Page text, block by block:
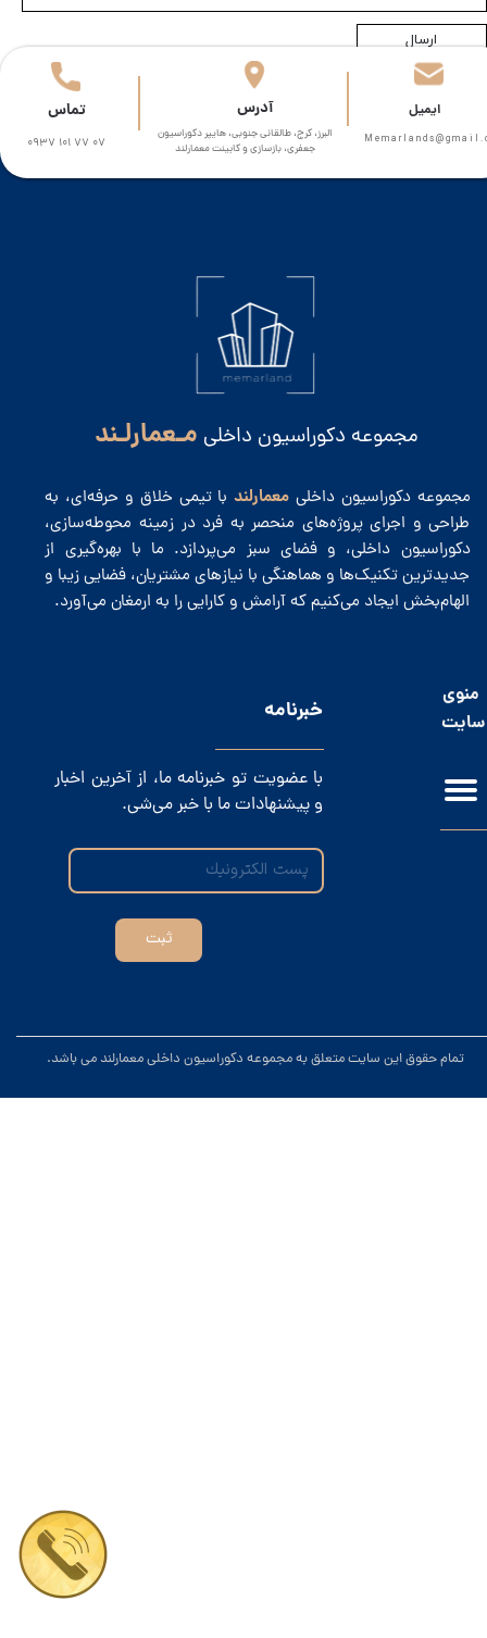
ارسال
.تمام حقوق این سایت متعلق به مجموعه دکوراسیون داخلی معمارلند می باشد
مجموعه دکوراسیون داخلی مـعمارلـند
مجموعه دکوراسیون داخلی معمارلندبا تیمی خلاق و حرفه‌ای، به
طراحی و اجرای پروژه‌های منحصر به فرد در زمینه محوطه‌سازی،
دکوراسیون داخلی، و فضای سبز می‌پردازد. ما با بهره‌گیری از
جدیدترین تکنیک‌ها و هماهنگی با نیازهای مشتریان، فضایی زیبا و
الهام‌بخش ایجاد می‌کنیم که آرامش و کارایی را به ارمغان می‌آورد.
البرز، کرج، طالقانی جنوبی، هایپر دکوراسیون
جعفری، بازسازی و کابینت معمارلند
0937 101 77 07
​آدرس ​​ایمیل تماس
منوی
سایت
​خبرنامه
با عضویت تو خبرنامه ما، از آخرین اخبار
و پیشنهادات ما با خبر می‌شی.
ثبت